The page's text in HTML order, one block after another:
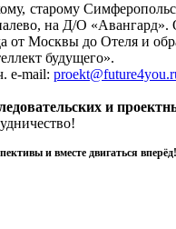
старому
на Д/О «Авангард».
от Москвы до Отеля и
будущего».
e-mail:
и
и вместе двигаться вперёд!